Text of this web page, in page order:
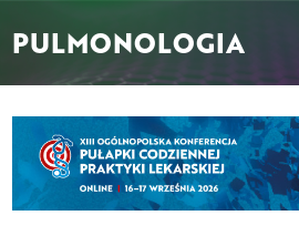
PULMONOLOGIA